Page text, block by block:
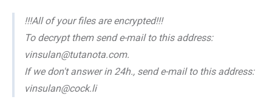
!!!All of your files are encrypted!!!
To decrypt them send e-mail to this address:
vinsulan@tutanota.com.
If we don't answer in 24h., send e-mail to this address:
vinsulan@cock.li